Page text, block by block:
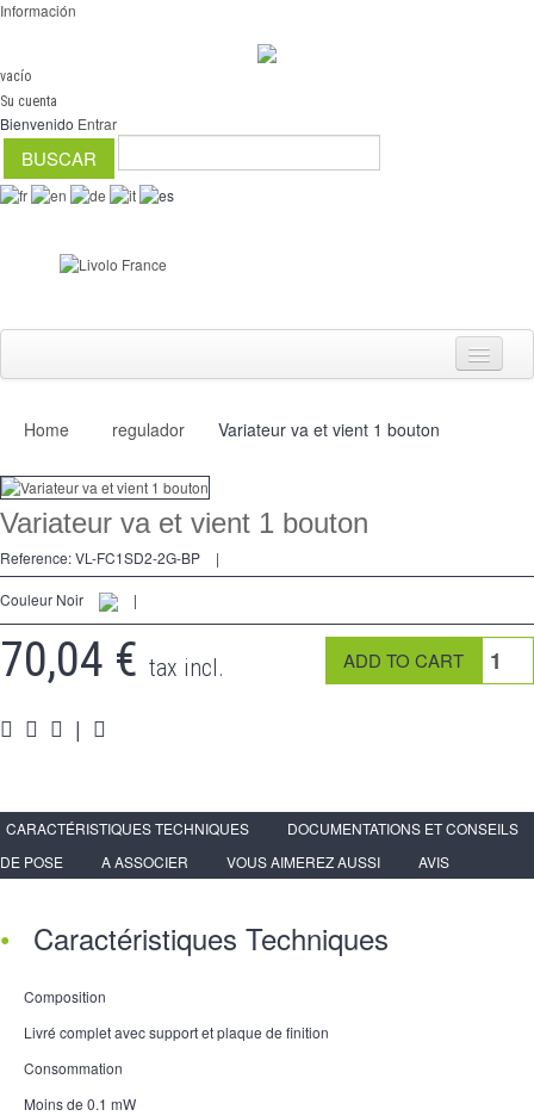
Información
vacío
Su cuenta
Bienvenido Entrar
Interruptores
regulador
2 Ways
accesorios
Pièces
Espace PRO
Home regulador Variateur va et vient 1 bouton
Variateur va et vient 1 bouton
Reference:VL-FC1SD2-2G-BP |
Couleur Noir |
70,04 € tax incl.
|
CARACTÉRISTIQUES TECHNIQUES
DOCUMENTATIONS ET CONSEILS
DE POSE
A ASSOCIER VOUS AIMEREZ AUSSI AVIS
Caractéristiques Techniques
Composition
Livré complet avec support et plaque de finition
Consommation
Moins de 0.1 mW